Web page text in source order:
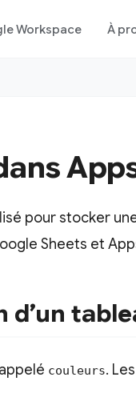
Workspace À
pour stocker
Sheets et
couleurs.